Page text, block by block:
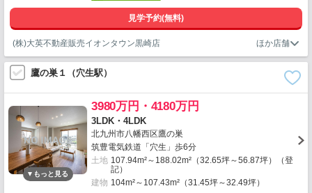
見学予約(無料)
(株)大英不動産販売イオンタウン黒崎店
鷹の巣１（穴生駅）
3980万円・4180万円
3LDK・4LDK
北九州市八幡西区鷹の巣
筑豊電気鉄道「穴生」歩6分
土地 107.94m²～188.02m²（32.65坪～56.87坪）（登
記）
建物 104m²～107.43m²（31.45坪～32.49坪）